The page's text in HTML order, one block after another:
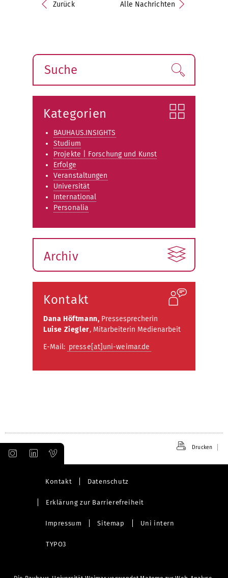
Zurück Alle Nachrichten
Suche Finden!
Kategorien
BAUHAUS.INSIGHTS
Studium
Projekte | Forschung und Kunst
Erfolge
Veranstaltungen
Universität
International
Personalia
Archiv
Kontakt
Dana Höftmann, Pressesprecherin
Luise Ziegler, Mitarbeiterin Medienarbeit
E-Mail: presse[at]uni-weimar.de
Drucken
Kontakt Datenschutz
Erklärung zur Barrierefreiheit
Impressum Sitemap Uni intern
TYPO3